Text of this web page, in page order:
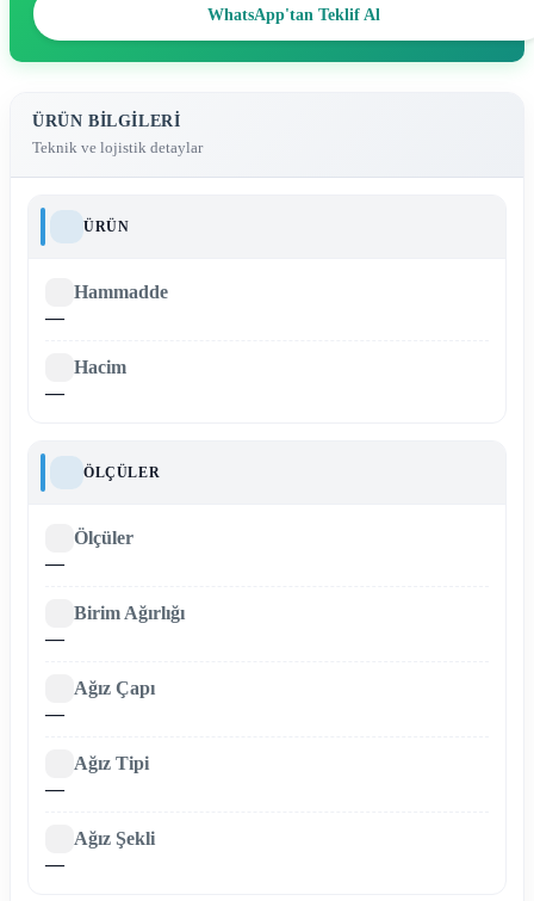
WhatsApp'tan Teklif Al
ÜRÜN BILGILERI
Teknik ve lojistik detaylar
ÜRÜN
Hammadde
—
Hacim
—
ÖLÇÜLER
Ölçüler
—
Birim Ağırlığı
—
Ağız Çapı
—
Ağız Tipi
—
Ağız Şekli
—